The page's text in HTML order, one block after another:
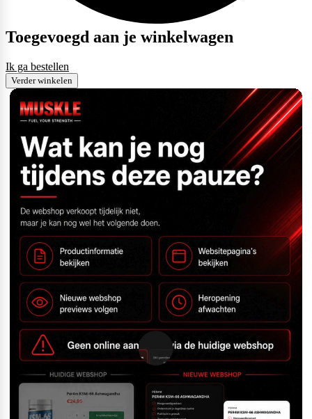
Toegevoegd aan je winkelwagen
Ik ga bestellen
Verder winkelen